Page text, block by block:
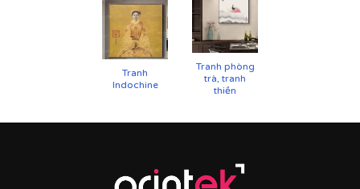
UV
Tranh
Indochine
Tranh phòng
trà, tranh
thiền